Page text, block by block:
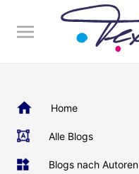
Home
Alle Blogs
Blogs nach Autoren